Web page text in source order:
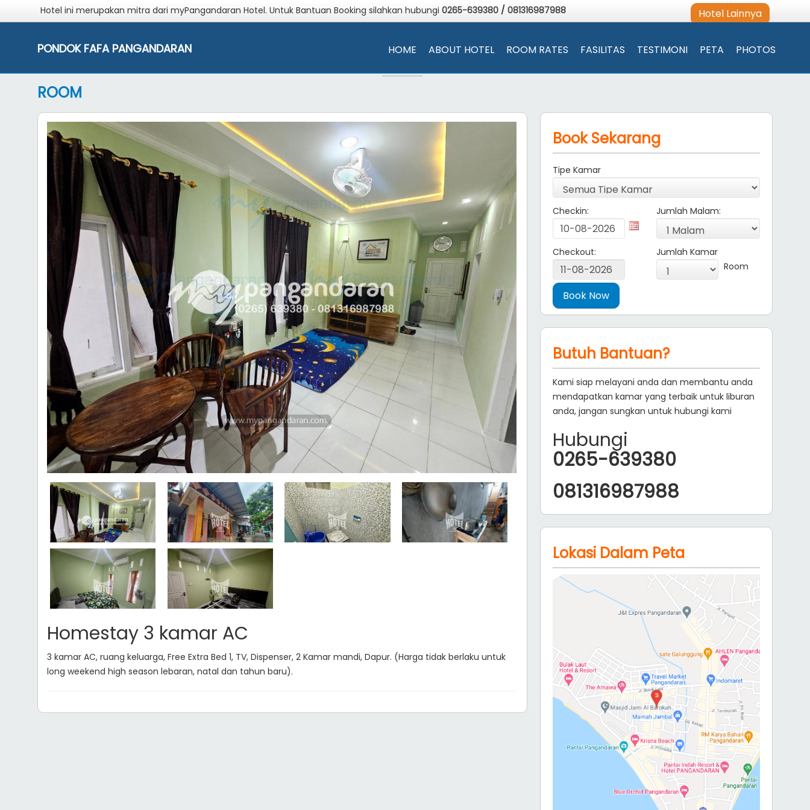
Hotel ini merupakan mitra dari myPangandaran Hotel. Untuk Bantuan Booking silahkan hubungi 0265-639380 / 081316987988 Hotel Lainnya
PONDOK FAFA PANGANDARAN HOME ABOUT HOTEL ROOM RATES FASILITAS TESTIMONI PETA PHOTOS
ROOM
Homestay 3 kamar AC
3 kamar AC, ruang keluarga, Free Extra Bed 1, TV, Dispenser, 2 Kamar mandi, Dapur. (Harga tidak berlaku untuk
long weekend high season lebaran, natal dan tahun baru).
Book Sekarang
Tipe Kamar
Checkin: Jumlah Malam:
Checkout:
Jumlah Kamar
Room
Butuh Bantuan?
Kami siap melayani anda dan membantu anda
mendapatkan kamar yang terbaik untuk liburan
anda, jangan sungkan untuk hubungi kami
Hubungi
0265-639380
081316987988
Lokasi Dalam Peta